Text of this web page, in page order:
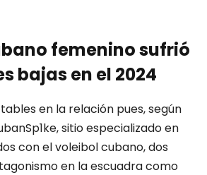
femenino sufrió
bajas en el 2024
en la relación pues, según
sitio especializado en
con el voleibol cubano, dos
en la escuadra como